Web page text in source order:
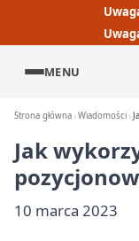
MENU
Strona główna Wiadomości
Jak
10 marca 2023